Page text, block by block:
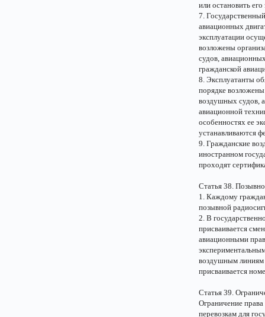
или остановить
7.
авиационных
эксплуатации
возложены
судов,
гражданской
8. Эксплуатанты
порядке
воздушных судов,
авиационной
особенностях ее
устанавливаются
9. Гражданские
иностранном
проходят
Статья 38.
1. Каждому
позывной
2. В
присваивается
авиационными
воздушным линиям
присваивается
Статья 39.
Ограничение
перевозкам для